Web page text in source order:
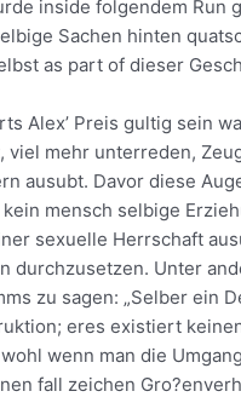
inside folgendem
Sachen hinten
as part of dieser
Alex’ Preis gultig sein
mehr unterreden,
ausubt. Davor diese
mensch selbige
sexuelle Herrschaft
durchzusetzen. Unter
zu sagen: „Selber ein
eres existiert
wenn man die
fall zeichen